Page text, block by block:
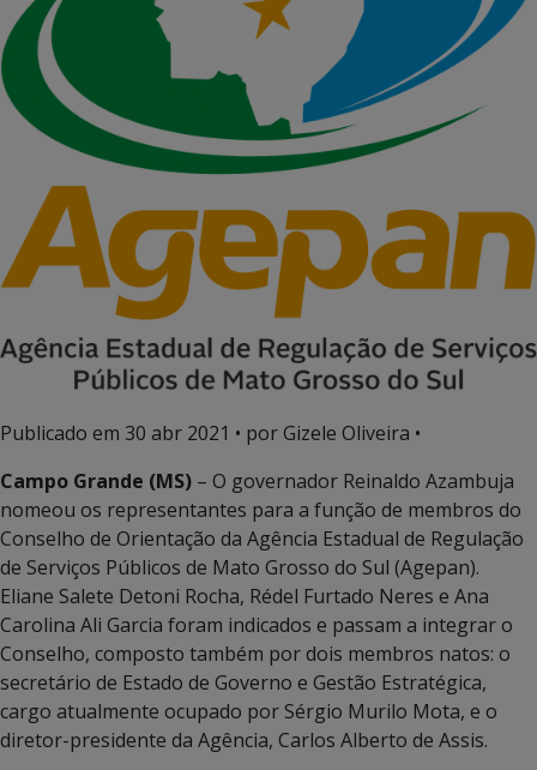
Publicado em 30 abr 2021 • por Gizele Oliveira •
Campo Grande (MS) – O governador Reinaldo Azambuja
nomeou os representantes para a função de membros do
Conselho de Orientação da Agência Estadual de Regulação
de Serviços Públicos de Mato Grosso do Sul (Agepan).
Eliane Salete Detoni Rocha, Rédel Furtado Neres e Ana
Carolina Ali Garcia foram indicados e passam a integrar o
Conselho, composto também por dois membros natos: o
secretário de Estado de Governo e Gestão Estratégica,
cargo atualmente ocupado por Sérgio Murilo Mota, e o
diretor-presidente da Agência, Carlos Alberto de Assis.